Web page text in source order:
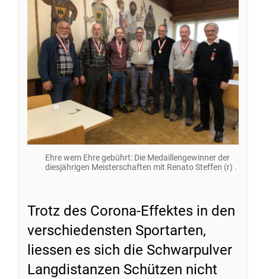
Ehre wem Ehre gebührt: Die Medaillengewinner der
diesjährigen Meisterschaften mit Renato Steffen (r) .
Trotz des Corona-Effektes in den
verschiedensten Sportarten,
liessen es sich die Schwarpulver
Langdistanzen Schützen nicht